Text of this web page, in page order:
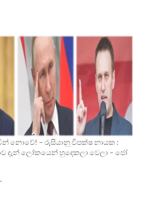
නොවේ! – රුසියානු විපක්ෂ නායක :
දැන් ලෝ‍කයෙන් හුදෙකලා වෙලා – ජෝ